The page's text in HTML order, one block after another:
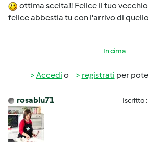
ottima scelta!!! Felice il tuo
felice abbestia tu con l'arrivo di
In cima
Accedi o registrati per
rosablu71 Iscritto